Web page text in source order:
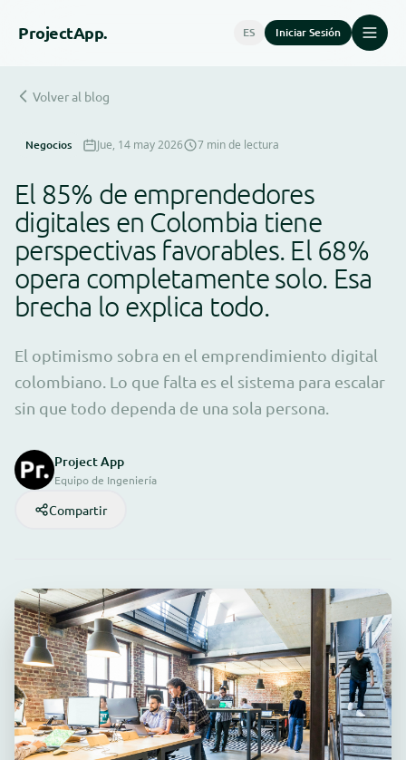
ProjectApp. ES Iniciar Sesión
Volver al blog
Negocios Jue, 14 may 2026 7 min de lectura
El 85% de emprendedores
digitales en Colombia tiene
perspectivas favorables. El 68%
opera completamente solo. Esa
brecha lo explica todo.
El optimismo sobra en el emprendimiento digital
colombiano. Lo que falta es el sistema para escalar
sin que todo dependa de una sola persona.
Project App
Equipo de Ingeniería
Compartir